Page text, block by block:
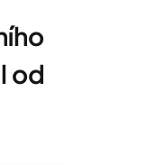
od